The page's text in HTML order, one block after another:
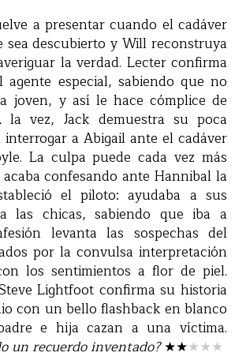
a presentar cuando el cadáver
sea descubierto y Will reconstruya
la verdad. Lecter confirma
agente especial, sabiendo que no
joven, y así le hace cómplice de
la vez, Jack demuestra su poca
a Abigail ante el cadáver
La culpa puede cada vez más
confesando ante Hannibal la
el piloto: ayudaba a sus
las chicas, sabiendo que iba a
levanta las sospechas del
por la convulsa interpretación
los sentimientos a flor de piel.
Lightfoot confirma su historia
con un bello flashback en blanco
e hija cazan a una víctima.
un recuerdo inventado? ★★★★★